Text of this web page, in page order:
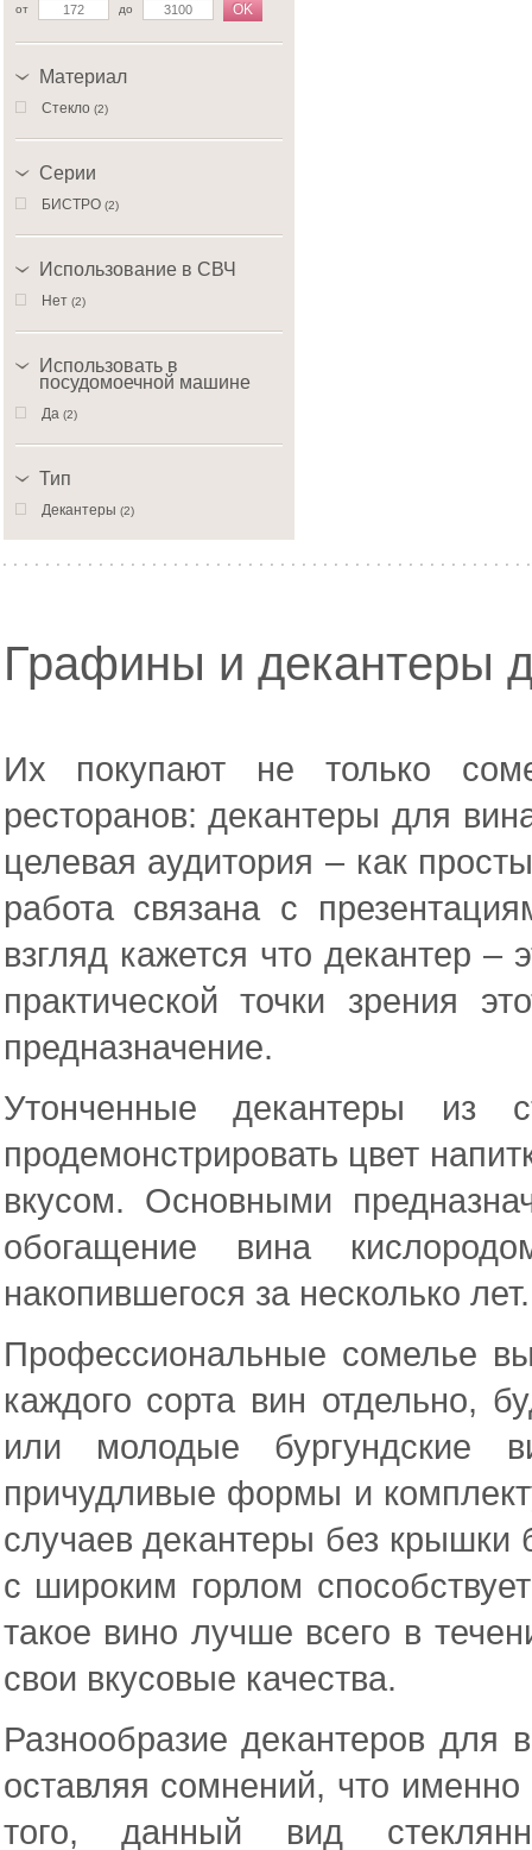
от до OK
Материал
Стекло (2)
Серии
БИСТРО (2)
Использование в СВЧ
Нет (2)
Использовать в
посудомоечной машине
Да (2)
Тип
Декантеры (2)
Графины и декантеры
Их покупают не только
ресторанов: декантеры для
целевая аудитория – как
работа связана с
взгляд кажется что декантер
практической точки зрения
предназначение.
Утонченные декантеры из
продемонстрировать цвет
вкусом. Основными
обогащение вина
накопившегося за несколько лет.
Профессиональные сомелье
каждого сорта вин отдельно,
или молодые бургундские
причудливые формы и
случаев декантеры без крышки
с широким горлом
такое вино лучше всего в
свои вкусовые качества.
Разнообразие декантеров для
оставляя сомнений, что
того, данный вид